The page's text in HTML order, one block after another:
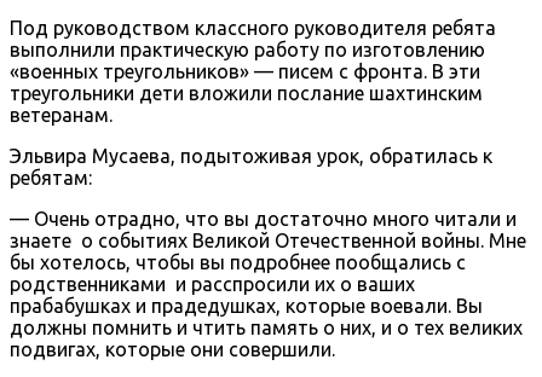
Под руководством классного руководителя ребята
выполнили практическую работу по изготовлению
«военных треугольников» — писем с фронта. В эти
треугольники дети вложили послание шахтинским
ветеранам.
Эльвира Мусаева, подытоживая урок, обратилась к
ребятам:
— Очень отрадно, что вы достаточно много читали и
знаете о событиях Великой Отечественной войны. Мне
бы хотелось, чтобы вы подробнее пообщались с
родственниками и расспросили их о ваших
прабабушках и прадедушках, которые воевали. Вы
должны помнить и чтить память о них, и о тех великих
подвигах, которые они совершили.